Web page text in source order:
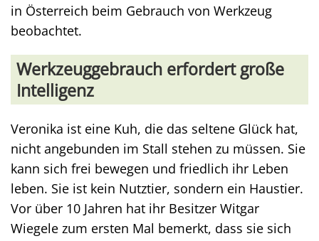
in Österreich beim Gebrauch von Werkzeug
beobachtet.
Werkzeuggebrauch erfordert große
Intelligenz
Veronika ist eine Kuh, die das seltene Glück hat,
nicht angebunden im Stall stehen zu müssen. Sie
kann sich frei bewegen und friedlich ihr Leben
leben. Sie ist kein Nutztier, sondern ein Haustier.
Vor über 10 Jahren hat ihr Besitzer Witgar
Wiegele zum ersten Mal bemerkt, dass sie sich